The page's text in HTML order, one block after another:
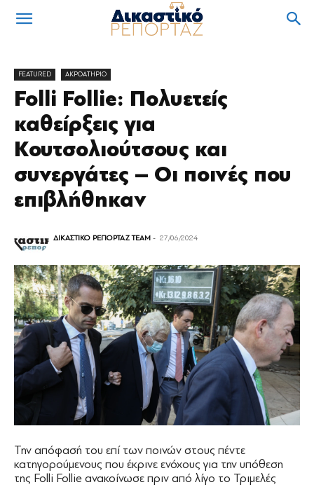
FEATURED ΑΚΡΟΑΤΗΡΙΟ
Folli Follie: Πολυετείς
καθείρξεις για
Κουτσολιούτσους και
συνεργάτες – Οι ποινές που
επιβλήθηκαν
ΔΙΚΑΣΤΙΚΟ ΡΕΠΟΡΤΑΖ TEAM - 27/06/2024
Την απόφασή του επί των ποινών στους πέντε
κατηγορούμενους που έκρινε ενόχους για την υπόθεση
της Folli Follie ανακοίνωσε πριν από λίγο το Τριμελές